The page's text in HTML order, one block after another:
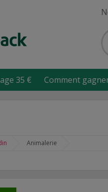
35 € Comment
Animalerie